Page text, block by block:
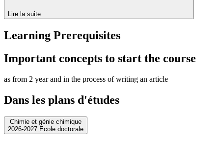
Lire la suite
Learning Prerequisites
Important concepts to start the course
as from 2 year and in the process of writing an article
Dans les plans d'études
Chimie et génie chimique
2026-2027 Ecole doctorale